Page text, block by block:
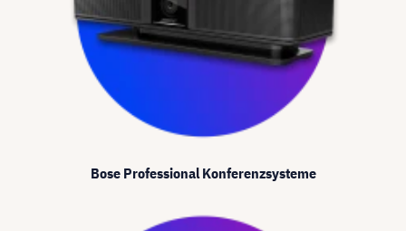
Bose Professional Konferenzsysteme